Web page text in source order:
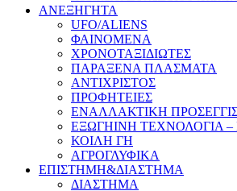
ΑΝΕΞΗΓΗΤΑ
UFO/ALIENS
ΦΑΙΝΟΜΕΝΑ
ΧΡΟΝΟΤΑΞΙΔΙΩΤΕΣ
ΠΑΡΑΞΕΝΑ ΠΛΑΣΜΑΤΑ
ΑΝΤΙΧΡΙΣΤΟΣ
ΠΡΟΦΗΤΕΙΕΣ
ΕΝΑΛΛΑΚΤΙΚΗ
ΕΞΩΓΗΙΝΗ ΤΕΧΝΟΛΟΓΙΑ –
ΚΟΙΛΗ ΓΗ
ΑΓΡΟΓΛΥΦΙΚΑ
ΕΠΙΣΤΗΜΗ&ΔΙΑΣΤΗΜΑ
ΔΙΑΣΤΗΜΑ